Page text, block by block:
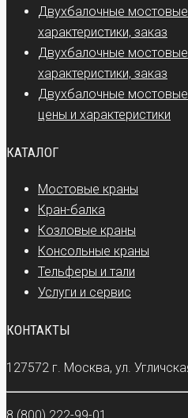
Двухбалочные
характеристики, заказ
Двухбалочные
характеристики, заказ
Двухбалочные
цены и характеристики
КАТАЛОГ
Мостовые краны
Кран-балка
Козловые краны
Консольные краны
Тельферы и тали
Услуги и сервис
КОНТАКТЫ
127572 г. Москва, ул.
8 (800) 222-99-01